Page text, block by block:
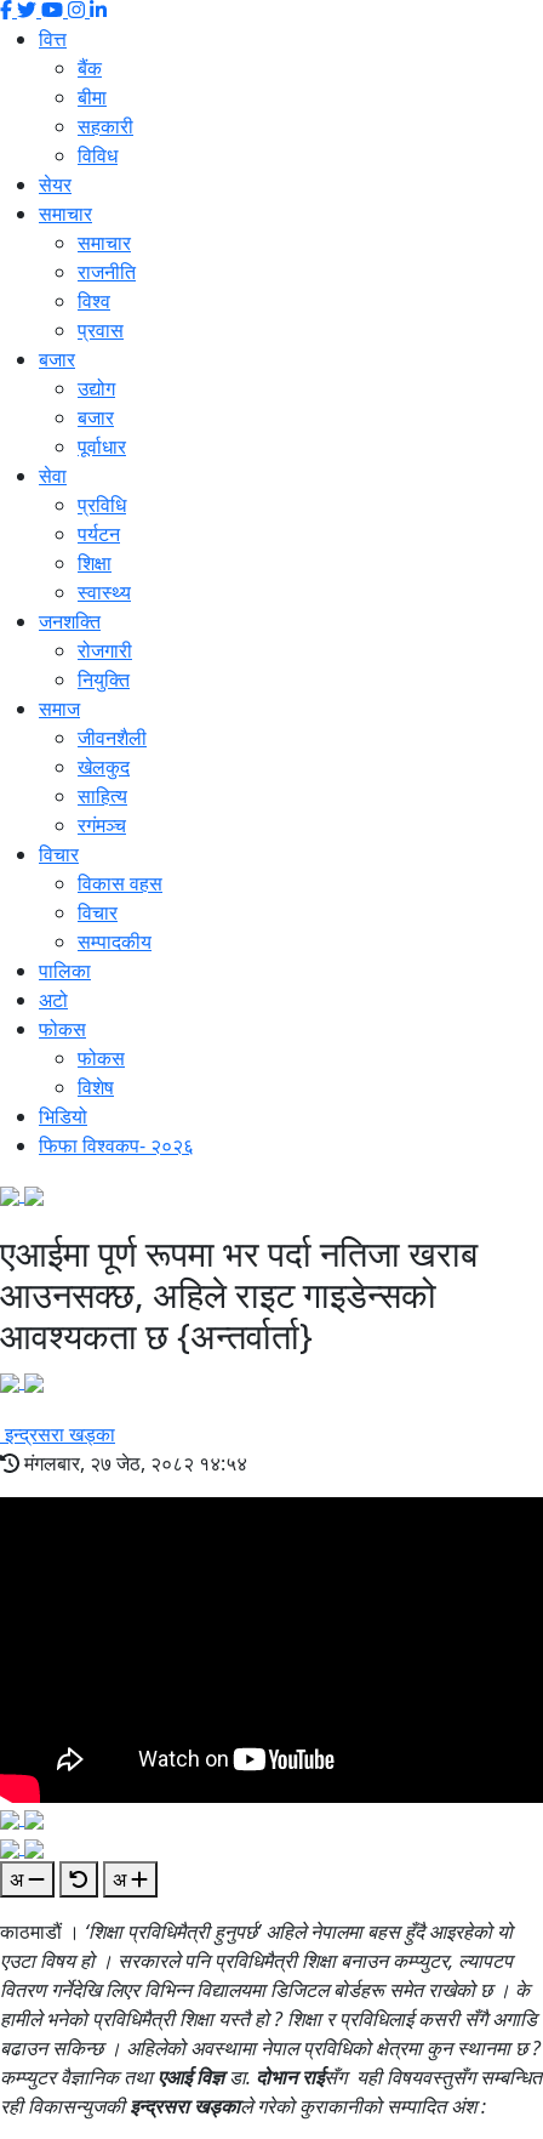
वित्त
बैंक
बीमा
सहकारी
विविध
सेयर
समाचार
समाचार
राजनीति
विश्व
प्रवास
बजार
उद्योग
बजार
पूर्वाधार
सेवा
प्रविधि
पर्यटन
शिक्षा
स्वास्थ्य
जनशक्ति
रोजगारी
नियुक्ति
समाज
जीवनशैली
खेलकुद
साहित्य
रगंमञ्च
विचार
विकास वहस
विचार
सम्पादकीय
पालिका
अटो
फोकस
फोकस
विशेष
भिडियो
फिफा विश्वकप- २०२६
एआईमा पूर्ण रूपमा भर पर्दा नतिजा खराब
आउनसक्छ, अहिले राइट गाइडेन्सको
आवश्यकता छ {अन्तर्वार्ता}
इन्द्रसरा खड्का
मंगलबार, २७ जेठ, २०८२ १४:५४
अ
अ
काठमाडौं । ‘शिक्षा प्रविधिमैत्री हुनुपर्छ’ अहिले नेपालमा बहस हुँदै आइरहेको यो
एउटा विषय हो । सरकारले पनि प्रविधिमैत्री शिक्षा बनाउन कम्प्युटर, ल्यापटप
वितरण गर्नेदेखि लिएर विभिन्न विद्यालयमा डिजिटल बोर्डहरू समेत राखेको छ । के
हामीले भनेको प्रविधिमैत्री शिक्षा यस्तै हो ? शिक्षा र प्रविधिलाई कसरी सँगै अगाडि
बढाउन सकिन्छ । अहिलेको अवस्थामा नेपाल प्रविधिको क्षेत्रमा कुन स्थानमा छ ?
कम्प्युटर वैज्ञानिक तथाएआई विज्ञडा. दोभान राईसँग यही विषयवस्तुसँग सम्बन्धित
रही विकासन्युजकीइन्द्रसरा खड्काले गरेको कुराकानीको सम्पादित अंश :